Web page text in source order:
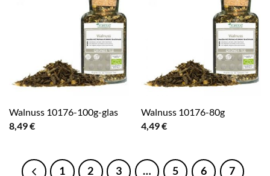
Walnuss 10176-100g-glas
8,49€
Walnuss 10176-80g
4,49€
1 2 3 … 5 6
7